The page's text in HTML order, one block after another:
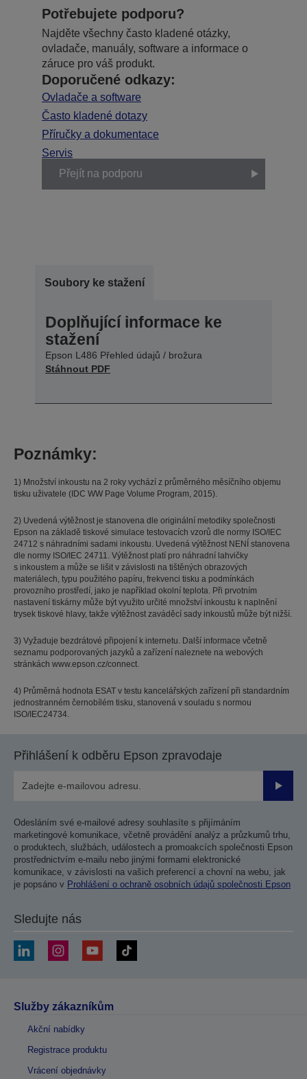
Potřebujete podporu?
Najděte všechny často kladené otázky,
ovladače, manuály, software a informace o
záruce pro váš produkt.
Doporučené odkazy:
Ovladače a software
Často kladené dotazy
Příručky a dokumentace
Servis
Přejít na podporu
Soubory ke stažení
Doplňující informace ke
stažení
Epson L486 Přehled údajů / brožura
Stáhnout PDF
Poznámky:
1) Množství inkoustu na 2 roky vychází z průměrného měsíčního objemu
tisku uživatele (IDC WW Page Volume Program, 2015).
2) Uvedená výtěžnost je stanovena dle originální metodiky společnosti
Epson na základě tiskové simulace testovacích vzorů dle normy ISO/IEC
24712 s náhradními sadami inkoustu. Uvedená výtěžnost NENÍ stanovena
dle normy ISO/IEC 24711. Výtěžnost platí pro náhradní lahvičky
s inkoustem a může se lišit v závislosti na tištěných obrazových
materiálech, typu použitého papíru, frekvenci tisku a podmínkách
provozního prostředí, jako je například okolní teplota. Při prvotním
nastavení tiskárny může být využito určité množství inkoustu k naplnění
trysek tiskové hlavy, takže výtěžnost zaváděcí sady inkoustů může být nižší.
3) Vyžaduje bezdrátové připojení k internetu. Další informace včetně
seznamu podporovaných jazyků a zařízení naleznete na webových
stránkách www.epson.cz/connect.
4) Průměrná hodnota ESAT v testu kancelářských zařízení při standardním
jednostranném černobílém tisku, stanovená v souladu s normou
ISO/IEC24734.
Přihlášení k odběru Epson zpravodaje
Odesláním své e-mailové adresy souhlasíte s přijímáním
marketingové komunikace, včetně provádění analýz a průzkumů trhu,
o produktech, službách, událostech a promoakcích společnosti Epson
prostřednictvím e-mailu nebo jinými formami elektronické
komunikace, v závislosti na vašich preferencí a chovní na webu, jak
je popsáno v Prohlášení o ochraně osobních údajů společnosti Epson
Sledujte nás
Služby zákazníkům
Akční nabídky
Registrace produktu
Vrácení objednávky